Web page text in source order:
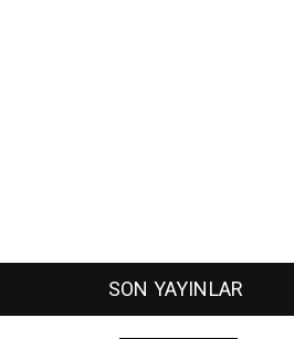
SON YAYINLAR